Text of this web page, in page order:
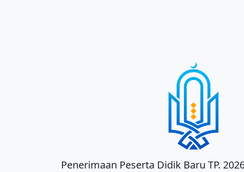
Penerimaan Peserta Didik Baru TP.